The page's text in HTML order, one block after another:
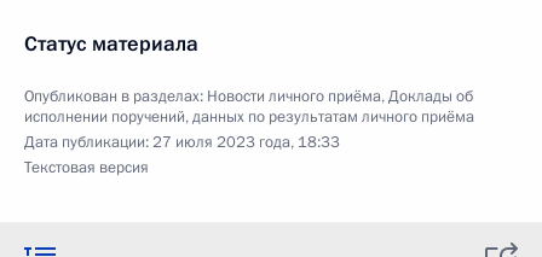
Статус материала
Опубликован в разделах: Новости личного приёма,Доклады об
исполнении поручений, данных по результатам личного приёма
Дата публикации:27 июля 2023 года, 18:33
Текстовая версия